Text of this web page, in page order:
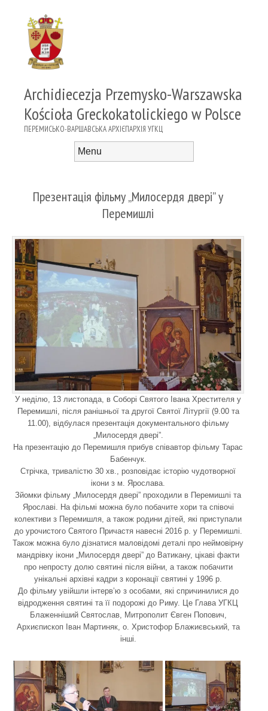
Archidiecezja Przemysko-Warszawska
Kościoła Greckokatolickiego w Polsce
ПЕРЕМИСЬКО-ВАРШАВСЬКА АРХІЄПАРХІЯ УГКЦ
Презентація фільму „Милосердя двері” у
Перемишлі
У неділю, 13 листопада, в Соборі Святого Івана Хрестителя у
Перемишлі, після ранішньої та другої Святої Літургії (9.00 та
11.00), відбулася презентація документального фільму
„Милосердя двері”.
На презентацію до Перемишля прибув співавтор фільму Тарас
Бабенчук.
Стрічка, тривалістю 30 хв., розповідає історію чудотворної
ікони з м. Ярослава.
Зйомки фільму „Милосердя двері” проходили в Перемишлі та
Ярославі. На фільмі можна було побачите хори та співочі
колективи з Перемишля, а також родини дітей, які приступали
до урочистого Святого Причастя навесні 2016 р. у Перемишлі.
Також можна було дізнатися маловідомі деталі про неймовірну
мандрівку ікони „Милосердя двері” до Ватикану, цікаві факти
про непросту долю святині після війни, а також побачити
унікальні архівні кадри з коронації святині у 1996 р.
До фільму увійшли інтерв’ю з особами, які спричинилися до
відродження святині та її подорожі до Риму. Це Глава УГКЦ
Блаженніший Святослав, Митрополит Євген Попович,
Архиєпископ Іван Мартиняк, о. Христофор Блажиєвський, та
інші.